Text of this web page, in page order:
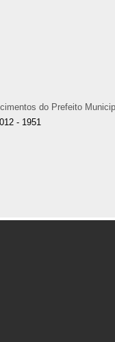
do Prefeito
- 1951